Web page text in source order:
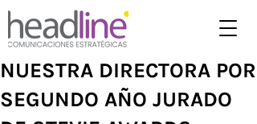
NUESTRA DIRECTORA POR
SEGUNDO AÑO JURADO